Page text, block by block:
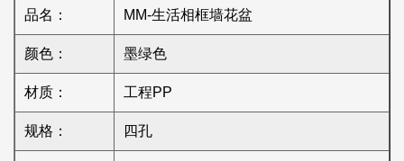
品名： MM-生活相框墙花盆
颜色： 墨绿色
材质： 工程PP
规格： 四孔